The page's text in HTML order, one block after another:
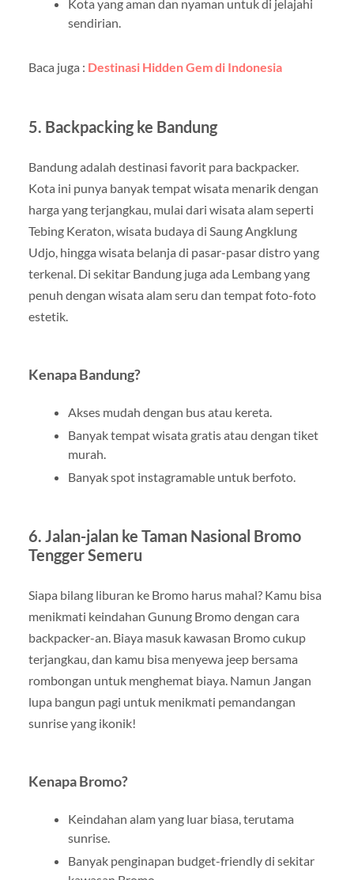
Kota yang aman dan nyaman untuk di jelajahi
sendirian.
Baca juga : Destinasi Hidden Gem di Indonesia
5. Backpacking ke Bandung
Bandung adalah destinasi favorit para backpacker.
Kota ini punya banyak tempat wisata menarik dengan
harga yang terjangkau, mulai dari wisata alam seperti
Tebing Keraton, wisata budaya di Saung Angklung
Udjo, hingga wisata belanja di pasar-pasar distro yang
terkenal. Di sekitar Bandung juga ada Lembang yang
penuh dengan wisata alam seru dan tempat foto-foto
estetik.
Kenapa Bandung?
Akses mudah dengan bus atau kereta.
Banyak tempat wisata gratis atau dengan tiket
murah.
Banyak spot instagramable untuk berfoto.
6. Jalan-jalan ke Taman Nasional Bromo
Tengger Semeru
Siapa bilang liburan ke Bromo harus mahal? Kamu bisa
menikmati keindahan Gunung Bromo dengan cara
backpacker-an. Biaya masuk kawasan Bromo cukup
terjangkau, dan kamu bisa menyewa jeep bersama
rombongan untuk menghemat biaya. Namun Jangan
lupa bangun pagi untuk menikmati pemandangan
sunrise yang ikonik!
Kenapa Bromo?
Keindahan alam yang luar biasa, terutama
sunrise.
Banyak penginapan budget-friendly di sekitar